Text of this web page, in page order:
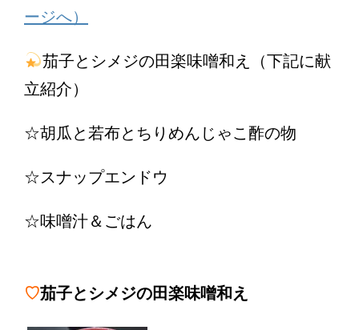
ージへ）
茄子とシメジの田楽味噌和え（下記に献
立紹介）
☆胡瓜と若布とちりめんじゃこ酢の物
☆スナップエンドウ
☆味噌汁＆ごはん
♡茄子とシメジの田楽味噌和え